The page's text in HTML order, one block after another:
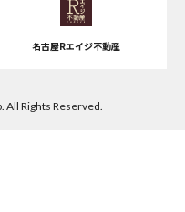
名古屋Rエイジ不動産
All Rights Reserved.